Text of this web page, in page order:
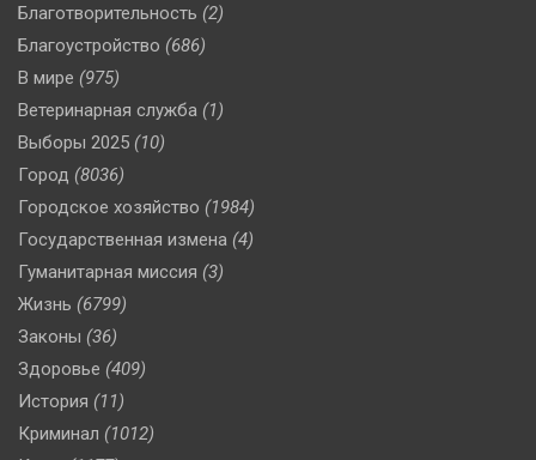
Благотворительность (2)
Благоустройство (686)
В мире (975)
Ветеринарная служба (1)
Выборы 2025 (10)
Город (8036)
Городское хозяйство (1984)
Государственная измена (4)
Гуманитарная миссия (3)
Жизнь (6799)
Законы (36)
Здоровье (409)
История (11)
Криминал (1012)